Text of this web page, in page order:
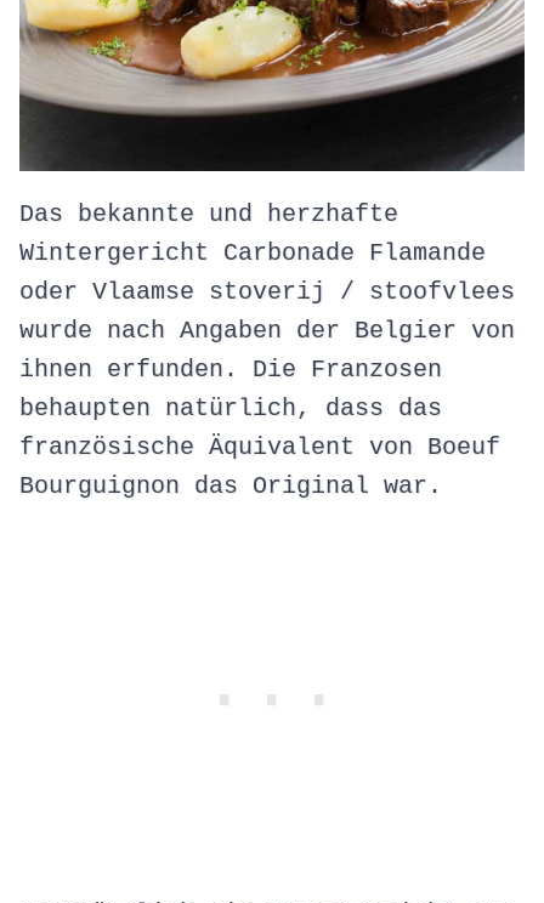
Das bekannte und herzhafte
Wintergericht Carbonade Flamande
oder Vlaamse stoverij / stoofvlees
wurde nach Angaben der Belgier von
ihnen erfunden. Die Franzosen
behaupten natürlich, dass das
französische Äquivalent von Boeuf
Bourguignon das Original war.